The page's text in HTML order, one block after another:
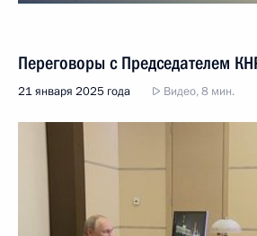
Переговоры с Председателем
21 января 2025 года Видео, 8 мин.